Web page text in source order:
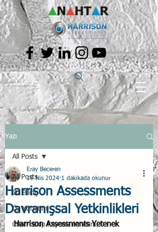
Yazı
All Posts
Öz Bilinç
Öz Yönetim
CRM - Ekip Kaynak Yönetimi
All Posts
Harrison Assessments
Davranışsal Yetkinlikleri
Eray Beceren
19 Nis 2024 1 dakikada okunur
Harrison Assessments Yetenek